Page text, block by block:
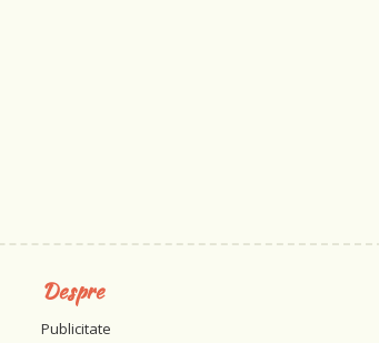
Despre
Publicitate